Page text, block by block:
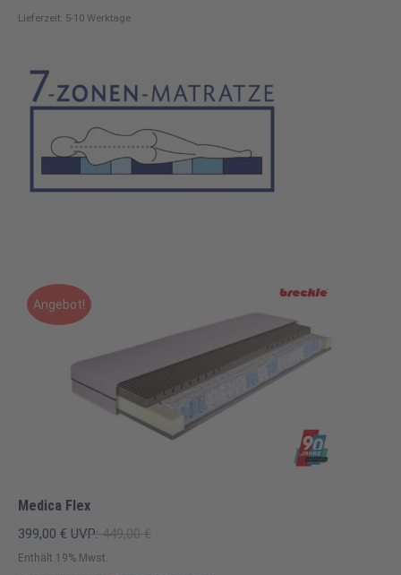
Lieferzeit: 5-10 Werktage
Angebot!
Medica Flex
399,00 € UVP:449,00€
Enthält 19% Mwst.